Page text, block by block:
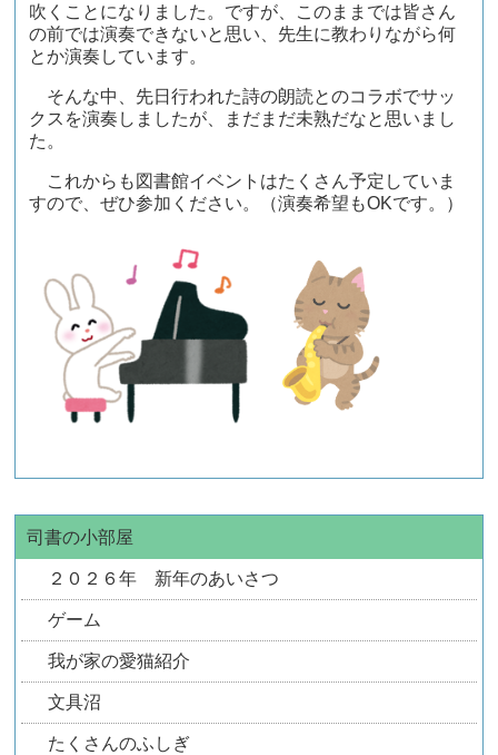
吹くことになりました。ですが、このままでは皆さん
の前では演奏できないと思い、先生に教わりながら何
とか演奏しています。
そんな中、先日行われた詩の朗読とのコラボでサッ
クスを演奏しましたが、まだまだ未熟だなと思いまし
た。
これからも図書館イベントはたくさん予定していま
すので、ぜひ参加ください。（演奏希望もOKです。）
司書の小部屋
２０２６年 新年のあいさつ
ゲーム
我が家の愛猫紹介
文具沼
たくさんのふしぎ